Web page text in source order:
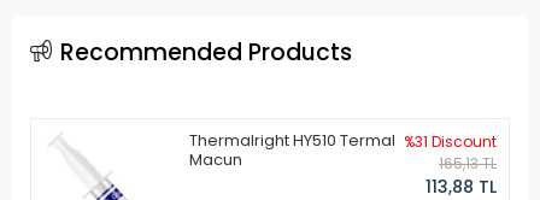
Recommended Products
Thermalright HY510 Termal
Macun
%31 Discount
165,13 TL
113,88 TL